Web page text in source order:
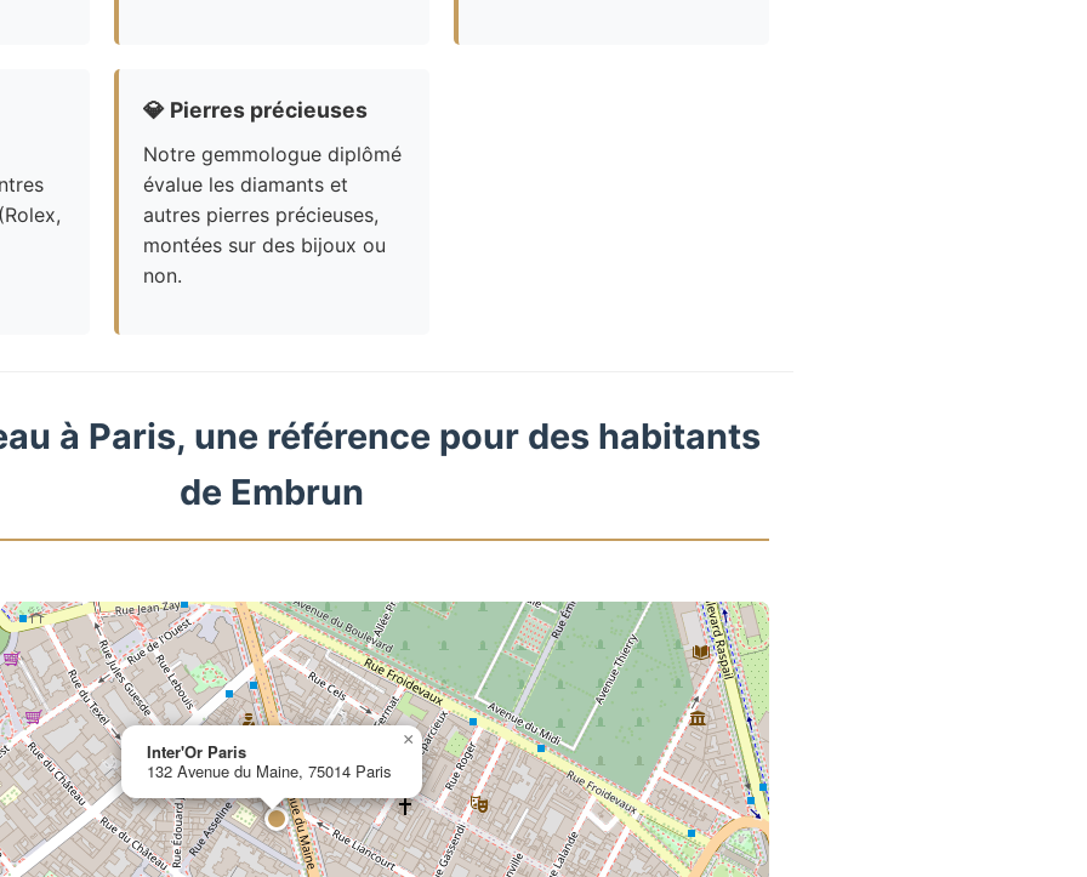
💎 Pierres précieuses
Notre gemmologue diplômé
évalue les diamants et
autres pierres précieuses,
montées sur des bijoux ou
non.
à Paris, une référence pour des habitants
de Embrun
Inter'Or Paris
132 Avenue du Maine, 75014 Paris
×